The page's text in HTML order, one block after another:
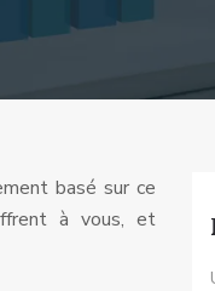
basé sur ce
à vous, et